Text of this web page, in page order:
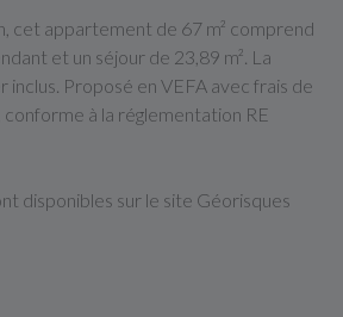
cet appartement de 67 m² comprend
et un séjour de 23,89 m². La
Proposé en VEFA avec frais de
à la réglementation RE
disponibles sur le site Géorisques